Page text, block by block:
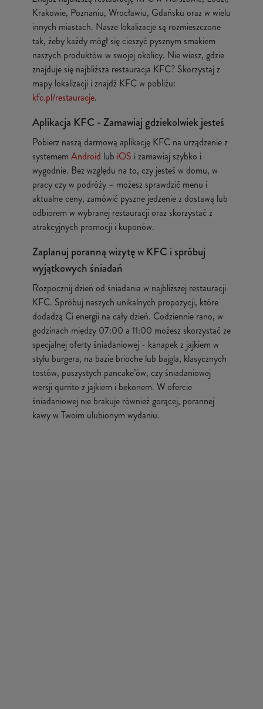
Krakowie, Poznaniu, Wrocławiu, Gdańsku oraz w wielu
innych miastach. Nasze lokalizacje są rozmieszczone
tak, żeby każdy mógł się cieszyć pysznym smakiem
naszych produktów w swojej okolicy. Nie wiesz, gdzie
znajduje się najbliższa restauracja KFC? Skorzystaj z
mapy lokalizacji i znajdź KFC w pobliżu:
kfc.pl/restauracje.
Aplikacja KFC - Zamawiaj gdziekolwiek jesteś
Pobierz naszą darmową aplikację KFC na urządzenie z
systemem Android lub iOS i zamawiaj szybko i
wygodnie. Bez względu na to, czy jesteś w domu, w
pracy czy w podróży – możesz sprawdzić menu i
aktualne ceny, zamówić pyszne jedzenie z dostawą lub
odbiorem w wybranej restauracji oraz skorzystać z
atrakcyjnych promocji i kuponów.
Zaplanuj poranną wizytę w KFC i spróbuj
wyjątkowych śniadań
Rozpocznij dzień od śniadania w najbliższej restauracji
KFC. Spróbuj naszych unikalnych propozycji, które
dodadzą Ci energii na cały dzień. Codziennie rano, w
godzinach między 07:00 a 11:00 możesz skorzystać ze
specjalnej oferty śniadaniowej - kanapek z jajkiem w
stylu burgera, na bazie brioche lub bajgla, klasycznych
tostów, puszystych pancake’ów, czy śniadaniowej
wersji qurrito z jajkiem i bekonem. W ofercie
śniadaniowej nie brakuje również gorącej, porannej
kawy w Twoim ulubionym wydaniu.